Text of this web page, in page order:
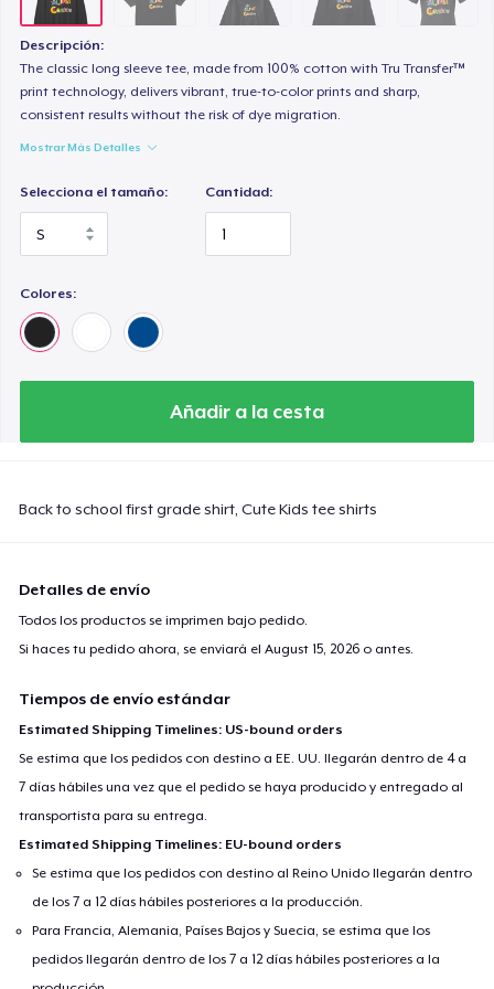
Descripción:
The classic long sleeve tee, made from 100% cotton with Tru Transfer™
print technology, delivers vibrant, true-to-color prints and sharp,
consistent results without the risk of dye migration.
Mostrar Más Detalles
Selecciona el tamaño: Cantidad:
Colores:
Añadir a la cesta
Back to school first grade shirt, Cute Kids tee shirts
Detalles de envío
Todos los productos se imprimen bajo pedido.
Si haces tu pedido ahora, se enviará elAugust 15, 2026 o antes.
Tiempos de envío estándar
Estimated Shipping Timelines: US-bound orders
Se estima que los pedidos con destino a EE. UU. llegarán dentro de 4 a
7 días hábiles una vez que el pedido se haya producido y entregado al
transportista para su entrega.
Estimated Shipping Timelines: EU-bound orders
Se estima que los pedidos con destino al Reino Unido llegarán dentro
de los 7 a 12 días hábiles posteriores a la producción.
Para Francia, Alemania, Países Bajos y Suecia, se estima que los
pedidos llegarán dentro de los 7 a 12 días hábiles posteriores a la
Tru transfer Printed Premium Tee
Kids Premium Tee
22,99 US$
24,99 US$
Tru Transfer Printed Unisex Premium Hoodie
Eco Unisex Tee